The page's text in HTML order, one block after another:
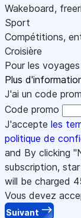
Wakeboard,
Sport
Compétitions,
Croisière
Pour les
Plus
J'ai un code
Code promo
J'accepte les
politique de
and By clicking
subscription,
will be charged
Vous devez
Suivant